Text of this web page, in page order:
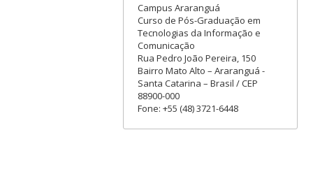
Campus Araranguá
Curso de Pós-Graduação em
Tecnologias da Informação e
Comunicação
Rua Pedro João Pereira, 150
Bairro Mato Alto – Araranguá -
Santa Catarina – Brasil / CEP
88900-000
Fone: +55 (48) 3721-6448